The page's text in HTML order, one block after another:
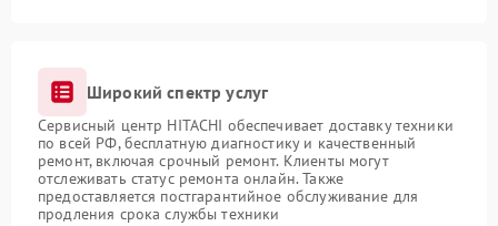
Широкий спектр услуг
Сервисный центр HITACHI обеспечивает доставку техники
по всей РФ, бесплатную диагностику и качественный
ремонт, включая срочный ремонт. Клиенты могут
отслеживать статус ремонта онлайн. Также
предоставляется постгарантийное обслуживание для
продления срока службы техники